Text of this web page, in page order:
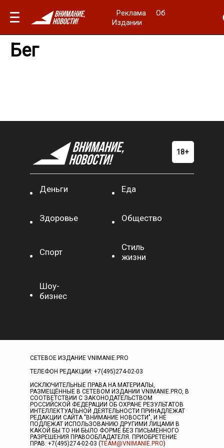
Реклама
Об
Издании
Бег
Деньги Еда
Здоровье Общество
Спорт
Стиль
жизни
Шоу-
бизнес
СЕТЕВОЕ ИЗДАНИЕ VNIMANIE.PRO
ТЕЛЕФОН РЕДАКЦИИ: +7(495)274-02-03
ИСКЛЮЧИТЕЛЬНЫЕ ПРАВА НА МАТЕРИАЛЫ,
РАЗМЕЩЁННЫЕ В СЕТЕВОМ ИЗДАНИИ VNIMANIE.PRO, В
СООТВЕТСТВИИ С ЗАКОНОДАТЕЛЬСТВОМ
РОССИЙСКОЙ ФЕДЕРАЦИИ ОБ ОХРАНЕ РЕЗУЛЬТАТОВ
ИНТЕЛЛЕКТУАЛЬНОЙ ДЕЯТЕЛЬНОСТИ ПРИНАДЛЕЖАТ
РЕДАКЦИИ САЙТА "ВНИМАНИЕ НОВОСТИ", И НЕ
ПОДЛЕЖАТ ИСПОЛЬЗОВАНИЮ ДРУГИМИ ЛИЦАМИ В
КАКОЙ БЫ ТО НИ БЫЛО ФОРМЕ БЕЗ ПИСЬМЕННОГО
РАЗРЕШЕНИЯ ПРАВООБЛАДАТЕЛЯ. ПРИОБРЕТЕНИЕ
ПРАВ: +7(495)274-02-03 (TEAM@VNIMANIE.PRO)